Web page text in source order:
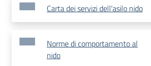
Carta dei servizi dell'asilo nido
Norme di comportamento al
nido